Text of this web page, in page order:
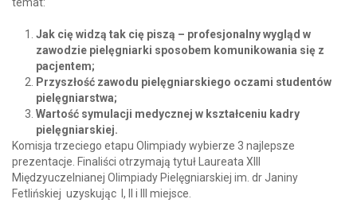
Jak cię widzą tak cię piszą – profesjonalny wygląd w
zawodzie pielęgniarki sposobem komunikowania się z
pacjentem;
Przyszłość zawodu pielęgniarskiego oczami studentów
pielęgniarstwa;
Wartość symulacji medycznej w kształceniu kadry
pielęgniarskiej.
Komisja trzeciego etapu Olimpiady wybierze 3 najlepsze
prezentacje. Finaliści otrzymają tytuł Laureata XIII
Międzyuczelnianej Olimpiady Pielęgniarskiej im. dr Janiny
Fetlińskiej uzyskując I, II i III miejsce.